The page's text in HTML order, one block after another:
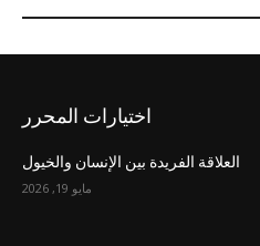
اختيارات المحرر
العلاقة الفريدة بين الإنسان والخيول
مايو 19, 2026